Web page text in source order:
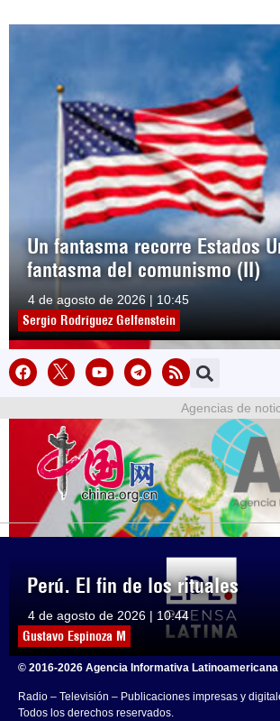
Un fantasma recorre Estados
fantasma del comunismo (II)
4 de agosto de 2026 | 10:45
Sergio Rodríguez Gelfenstein
Perú. El fin de los rituales
4 de agosto de 2026 | 10:44
Gustavo Espinoza M
Agencias de
© 2016-2026 Agencia Informativa Latinoamericana
Radio – Televisión – Publicaciones impresas y
Todos los derechos reservados.